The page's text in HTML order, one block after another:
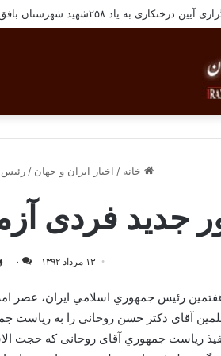
آیین درختکاری به یاد ۲۵۸شهید شهرستان بافق
خانه / اخبار ایران و جهان /
جدید فردی
۱۳ مرداد ۱۳۹۲ ۰
رئيس جمهوري اسلامي ايران، عصر
آقای دکتر حسن روحانی را به ریاست
رياست جمهوري آقای روحانی كه حجت